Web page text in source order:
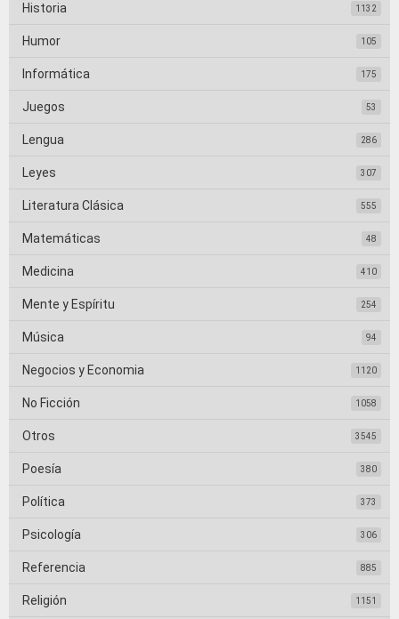
Historia 1132
Humor 105
Informática 175
Juegos 53
Lengua 286
Leyes 307
Literatura Clásica 555
Matemáticas 48
Medicina 410
Mente y Espíritu 254
Música 94
Negocios y Economia 1120
No Ficción 1058
Otros 3545
Poesía 380
Política 373
Psicología 306
Referencia 885
Religión 1151